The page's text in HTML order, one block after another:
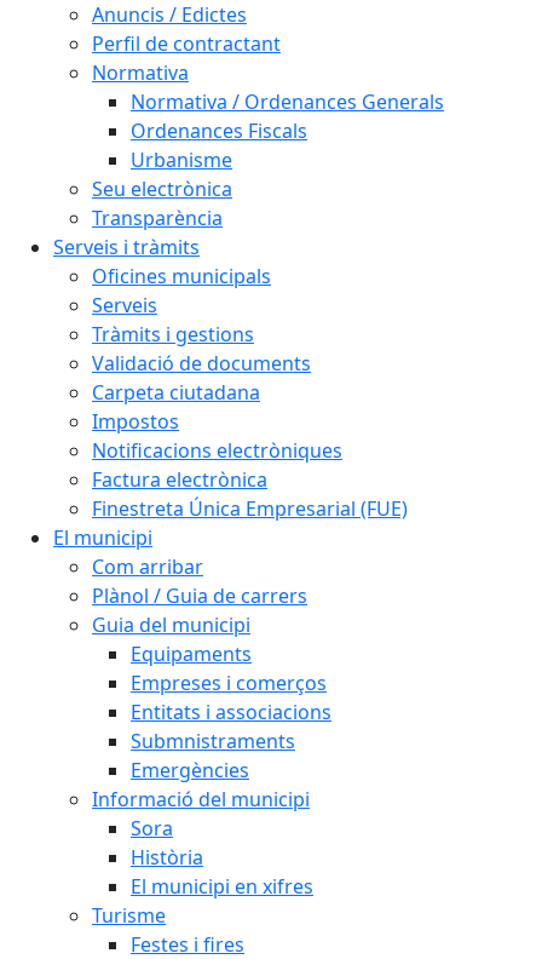
Anuncis / Edictes
Perfil de contractant
Normativa
Normativa / Ordenances Generals
Ordenances Fiscals
Urbanisme
Seu electrònica
Transparència
Serveis i tràmits
Oficines municipals
Serveis
Tràmits i gestions
Validació de documents
Carpeta ciutadana
Impostos
Notificacions electròniques
Factura electrònica
Finestreta Única Empresarial (FUE)
El municipi
Com arribar
Plànol / Guia de carrers
Guia del municipi
Equipaments
Empreses i comerços
Entitats i associacions
Submnistraments
Emergències
Informació del municipi
Sora
Història
El municipi en xifres
Turisme
Festes i fires